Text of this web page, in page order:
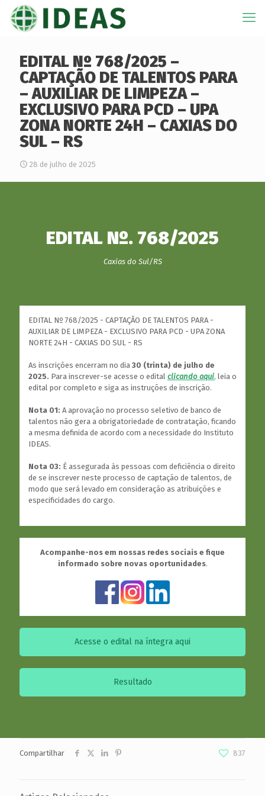
EDITAL Nº 768/2025 –
CAPTAÇÃO DE TALENTOS PARA
– AUXILIAR DE LIMPEZA –
EXCLUSIVO PARA PCD – UPA
ZONA NORTE 24H – CAXIAS DO
SUL – RS
28 de julho de 2025
EDITAL Nº. 768/2025
Caxias do Sul/RS
EDITAL Nº 768/2025 - CAPTAÇÃO DE TALENTOS PARA -
AUXILIAR DE LIMPEZA - EXCLUSIVO PARA PCD - UPA ZONA
NORTE 24H - CAXIAS DO SUL - RS
As inscrições encerram no dia 30 (trinta) de julho de
2025. Para inscrever-se acesse o edital clicando aqui, leia o
edital por completo e siga as instruções de inscrição.
Nota 01: A aprovação no processo seletivo de banco de
talentos não gera a obrigatoriedade de contratação, ficando
a mesma definida de acordo com a necessidade do Instituto
IDEAS.
Nota 03: É assegurada às pessoas com deficiência o direito
de se inscrever neste processo de captação de talentos, de
modo que será levado em consideração as atribuições e
especificidades do cargo.
Acompanhe-nos em nossas redes sociais e fique
informado sobre novas oportunidades.
Acesse o edital na íntegra aqui
Resultado
Compartilhar 837